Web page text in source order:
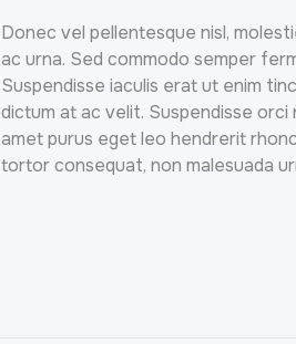
Donec vel pellentesque nisl,
ac urna. Sed commodo semper
Suspendisse iaculis erat ut enim
dictum at ac velit. Suspendisse
amet purus eget leo hendrerit
tortor consequat, non malesuada